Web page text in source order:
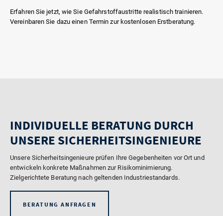
Erfahren Sie jetzt, wie Sie Gefahrstoffaustritte realistisch trainieren.
Vereinbaren Sie dazu einen Termin zur kostenlosen Erstberatung.
INDIVIDUELLE BERATUNG DURCH
UNSERE SICHERHEITSINGENIEURE
Unsere Sicherheitsingenieure prüfen Ihre Gegebenheiten vor Ort und
entwickeln konkrete Maßnahmen zur Risikominimierung.
Zielgerichtete Beratung nach geltenden Industriestandards.
BERATUNG ANFRAGEN